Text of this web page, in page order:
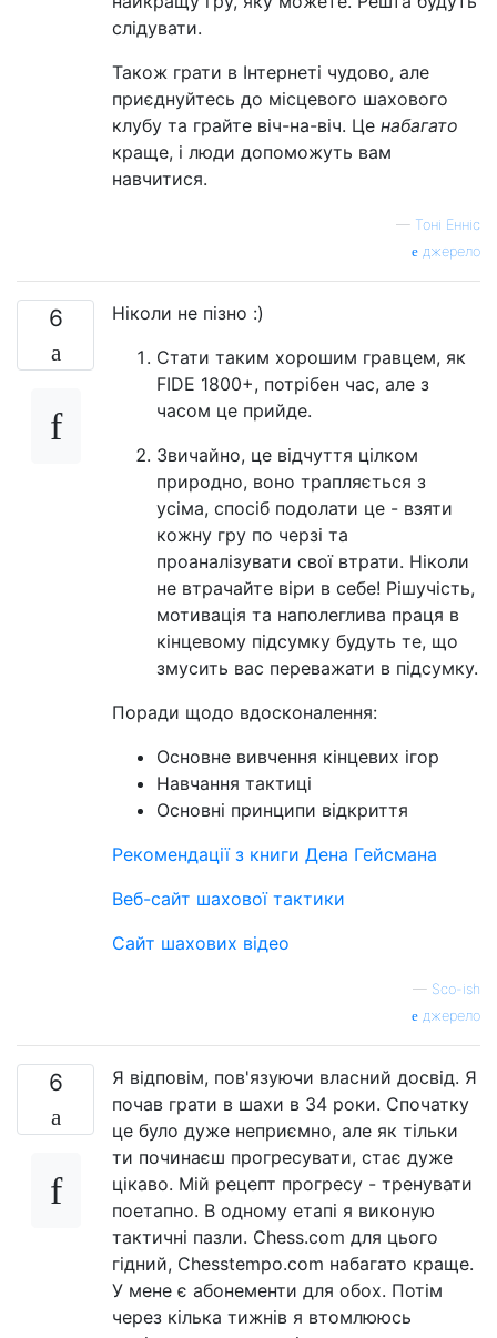
слідувати.
Також грати в Інтернеті чудово, але
приєднуйтесь до місцевого шахового
клубу та грайте віч-на-віч. Це набагато
краще, і люди допоможуть вам
навчитися.
— Тоні Енніс
джерело
6
Ніколи не пізно :)
Стати таким хорошим гравцем, як
FIDE 1800+, потрібен час, але з
часом це прийде.
Звичайно, це відчуття цілком
природно, воно трапляється з
усіма, спосіб подолати це - взяти
кожну гру по черзі та
проаналізувати свої втрати. Ніколи
не втрачайте віри в себе! Рішучість,
мотивація та наполеглива праця в
кінцевому підсумку будуть те, що
змусить вас переважати в підсумку.
Поради щодо вдосконалення:
Основне вивчення кінцевих ігор
Навчання тактиці
Основні принципи відкриття
Рекомендації з книги Дена Гейсмана
Веб-сайт шахової тактики
Сайт шахових відео
— Sco-ish
джерело
6
Я відповім, пов'язуючи власний досвід. Я
почав грати в шахи в 34 роки. Спочатку
це було дуже неприємно, але як тільки
ти починаєш прогресувати, стає дуже
цікаво. Мій рецепт прогресу - тренувати
поетапно. В одному етапі я виконую
тактичні пазли. Chess.com для цього
гідний, Chesstempo.com набагато краще.
У мене є абонементи для обох. Потім
через кілька тижнів я втомлююсь